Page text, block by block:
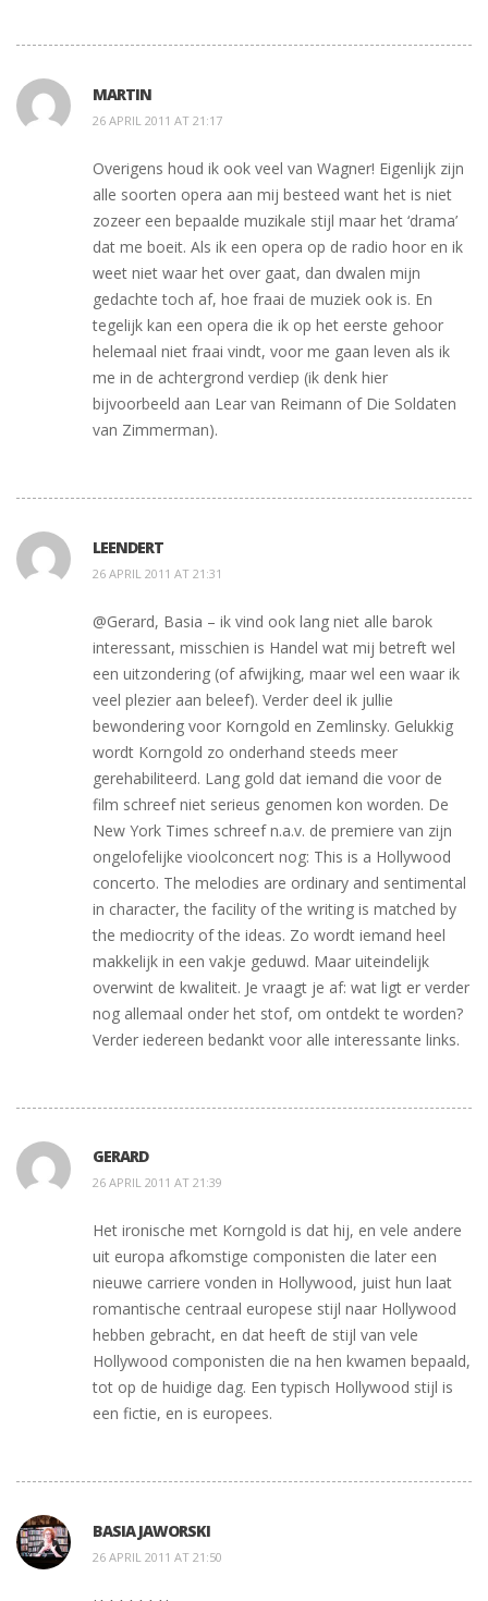
MARTIN
26 APRIL 2011 AT 21:17
Overigens houd ik ook veel van Wagner! Eigenlijk zijn
alle soorten opera aan mij besteed want het is niet
zozeer een bepaalde muzikale stijl maar het ‘drama’
dat me boeit. Als ik een opera op de radio hoor en ik
weet niet waar het over gaat, dan dwalen mijn
gedachte toch af, hoe fraai de muziek ook is. En
tegelijk kan een opera die ik op het eerste gehoor
helemaal niet fraai vindt, voor me gaan leven als ik
me in de achtergrond verdiep (ik denk hier
bijvoorbeeld aan Lear van Reimann of Die Soldaten
van Zimmerman).
LEENDERT
26 APRIL 2011 AT 21:31
@Gerard, Basia – ik vind ook lang niet alle barok
interessant, misschien is Handel wat mij betreft wel
een uitzondering (of afwijking, maar wel een waar ik
veel plezier aan beleef). Verder deel ik jullie
bewondering voor Korngold en Zemlinsky. Gelukkig
wordt Korngold zo onderhand steeds meer
gerehabiliteerd. Lang gold dat iemand die voor de
film schreef niet serieus genomen kon worden. De
New York Times schreef n.a.v. de premiere van zijn
ongelofelijke vioolconcert nog: This is a Hollywood
concerto. The melodies are ordinary and sentimental
in character, the facility of the writing is matched by
the mediocrity of the ideas. Zo wordt iemand heel
makkelijk in een vakje geduwd. Maar uiteindelijk
overwint de kwaliteit. Je vraagt je af: wat ligt er verder
nog allemaal onder het stof, om ontdekt te worden?
Verder iedereen bedankt voor alle interessante links.
GERARD
26 APRIL 2011 AT 21:39
Het ironische met Korngold is dat hij, en vele andere
uit europa afkomstige componisten die later een
nieuwe carriere vonden in Hollywood, juist hun laat
romantische centraal europese stijl naar Hollywood
hebben gebracht, en dat heeft de stijl van vele
Hollywood componisten die na hen kwamen bepaald,
tot op de huidige dag. Een typisch Hollywood stijl is
een fictie, en is europees.
BASIA JAWORSKI
26 APRIL 2011 AT 21:50